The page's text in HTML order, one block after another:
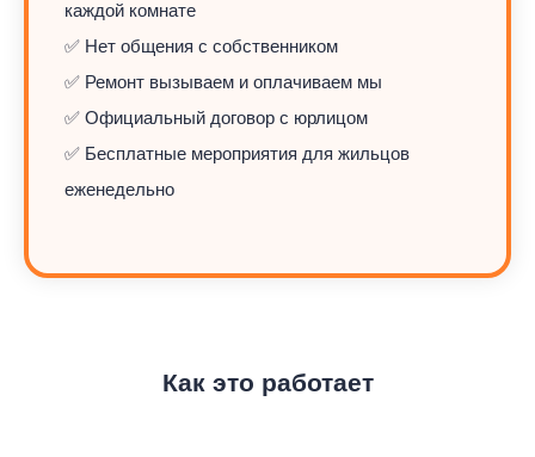
каждой комнате
✅ Нет общения с собственником
✅ Ремонт вызываем и оплачиваем мы
✅ Официальный договор с юрлицом
✅ Бесплатные мероприятия для жильцов
еженедельно
Как это работает